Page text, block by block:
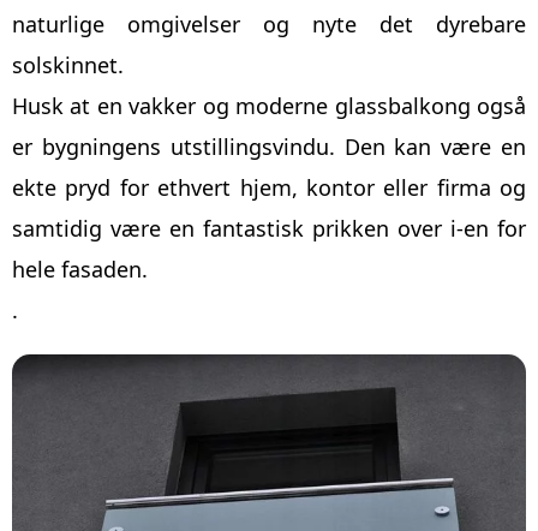
naturlige omgivelser og nyte det dyrebare
solskinnet.
Husk at en vakker og moderne glassbalkong også
er bygningens utstillingsvindu. Den kan være en
ekte pryd for ethvert hjem, kontor eller firma og
samtidig være en fantastisk prikken over i-en for
hele fasaden.
.